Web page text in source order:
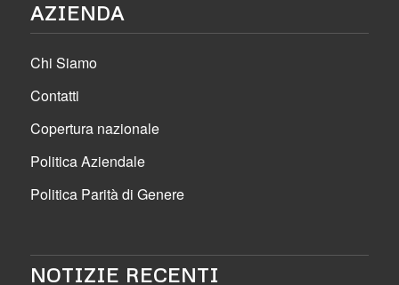
AZIENDA
Chi Siamo
Contatti
Copertura nazionale
Politica Aziendale
Politica Parità di Genere
NOTIZIE RECENTI